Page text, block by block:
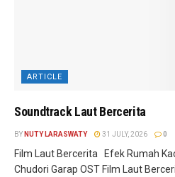
ARTICLE
Soundtrack Laut Bercerita
BY NUTY LARASWATY 31 JULY, 2026 0
Film Laut Bercerita Efek Rumah
Chudori Garap OST Film Laut